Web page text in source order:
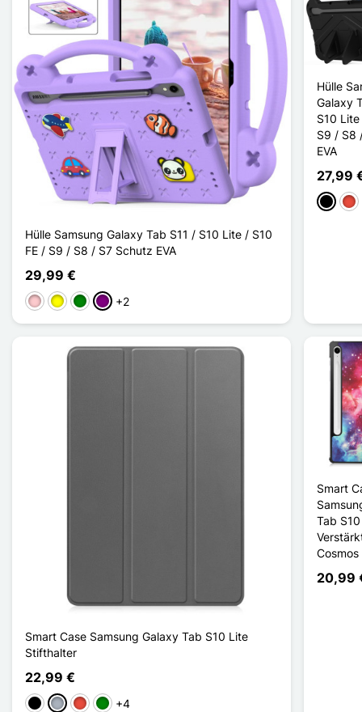
Hülle Samsung Galaxy Tab S11 / S10 Lite / S10
FE / S9 / S8 / S7 Schutz EVA
29,99 €
PinkGelbGrünViolett
+2
Hülle
Galaxy
S10
S9 / S8
EVA
27,99
Rot
Smart Case Samsung Galaxy Tab S10 Lite
Stifthalter
22,99 €
Schwarz
GrauRot Grün+4
Smart
Tab
Cosmos
20,99